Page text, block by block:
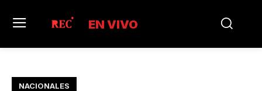
EN VIVO
NACIONALES